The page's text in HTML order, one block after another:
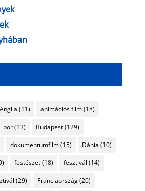
Anglia (11) animációs film(18)
bor(13) Budapest(129)
dokumentumfilm(15) Dánia (10)
festészet(18) fesztivál (14)
(29) Franciaország(20)